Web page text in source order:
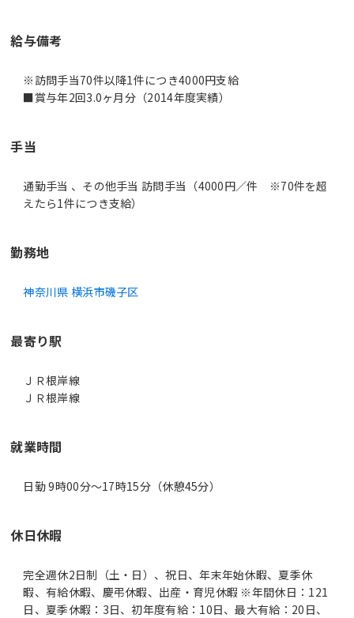
給与備考
※訪問手当70件以降1件につき4000円支給
■賞与年2回3.0ヶ月分（2014年度実績）
手当
通勤手当 、その他手当 訪問手当（4000円／件 ※70件を超
えたら1件につき支給）
勤務地
神奈川県 横浜市磯子区
最寄り駅
ＪＲ根岸線
ＪＲ根岸線
就業時間
日勤 9時00分〜17時15分（休憩45分）
休日休暇
完全週休2日制（土・日）、祝日、年末年始休暇、夏季休
暇、有給休暇、慶弔休暇、出産・育児休暇 ※年間休日：121
日、夏季休暇：3日、初年度有給：10日、最大有給：20日、